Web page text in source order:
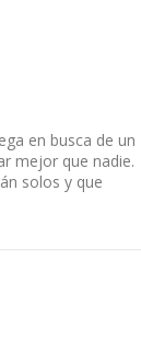
en busca de un
mejor que nadie.
solos y que